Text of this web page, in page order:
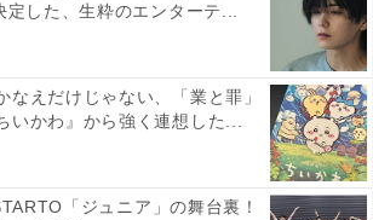
、その専門性に「なるほど」と感じる
ラマ。法律の背後にある理念や銀行内
え、視野が広がります。
と尋常ではない暴走も、みどころのひ
定した、生粋のエンターテ...
なえだけじゃない、「業と罪」
いかわ』から強く連想した...
「ジュニア」の舞台裏！